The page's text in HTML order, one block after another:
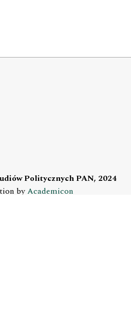
Politycznych PAN, 2024
byAcademicon